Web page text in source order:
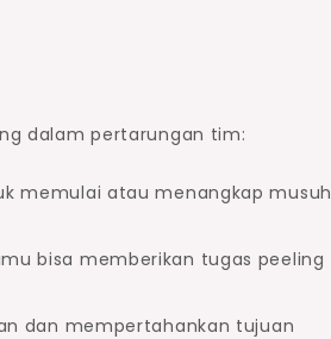
dalam pertarungan tim:
memulai atau menangkap musuh
bisa memberikan tugas peeling
dan mempertahankan tujuan